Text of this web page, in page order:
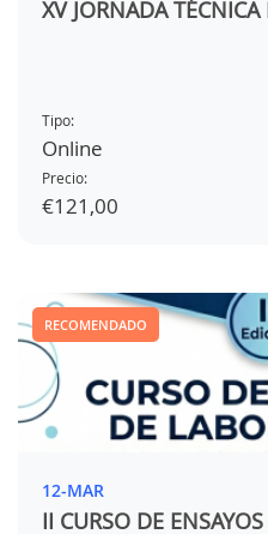
XV JORNADA TÉCNICA
Tipo:
Online
Precio:
€121,00
RECOMENDADO
12-MAR
II CURSO DE